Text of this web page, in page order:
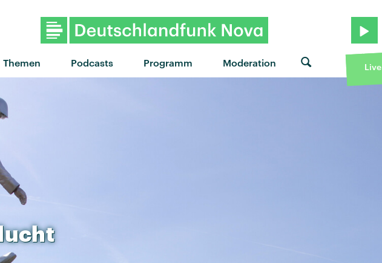
Themen Podcasts Programm Moderation Live